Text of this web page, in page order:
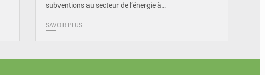
subventions au secteur de l’énergie à…
SAVOIR PLUS